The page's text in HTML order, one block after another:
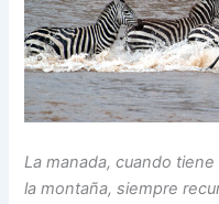
La manada, cuando
la montaña, siempre